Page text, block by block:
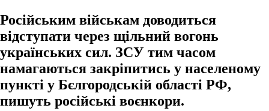
Російським військам доводиться
відступати через щільний вогонь
українських сил. ЗСУ тим часом
намагаються закріпитись у населеному
пункті у Бєлгородській області РФ,
пишуть російські воєнкори.